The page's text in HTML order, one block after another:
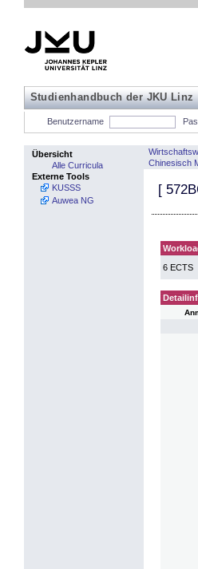
Studienhandbuch der JKU Linz
Benutzername
Übersicht
Alle Curricula
Externe Tools
KUSSS
Auwea NG
Chinesisch
[
6 ECTS